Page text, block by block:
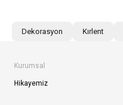
Dekorasyon Kırlent
Kurumsal
Hikayemiz